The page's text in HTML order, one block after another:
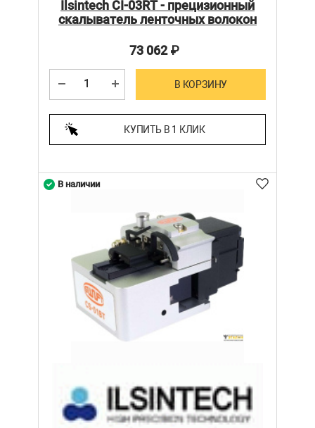
Ilsintech CI-03RT - прецизионный
скалыватель ленточных волокон
73 062₽
В КОРЗИНУ
КУПИТЬ В 1 КЛИК
В наличии